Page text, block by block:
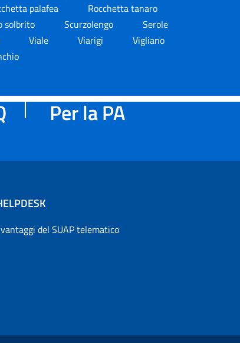
palafea
Rocchetta tanaro
solbrito Scurzolengo
Serole
Viale Viarigi
Vigliano
Per la PA
del SUAP telematico